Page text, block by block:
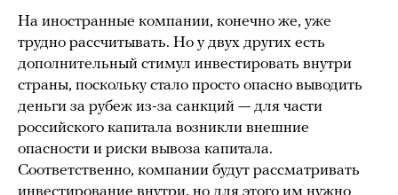
На иностранные компании, конечно же, уже
трудно рассчитывать. Но у двух других есть
дополнительный стимул инвестировать внутри
страны, поскольку стало просто опасно выводить
деньги за рубеж из-за санкций — для части
российского капитала возникли внешние
опасности и риски вывоза капитала.
Соответственно, компании будут рассматривать